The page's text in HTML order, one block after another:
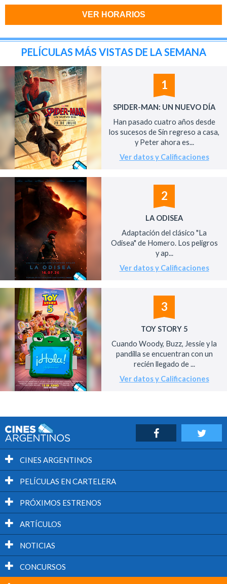
VER HORARIOS
PELÍCULAS MÁS VISTAS DE LA SEMANA
1
SPIDER-MAN: UN NUEVO DÍA
Han pasado cuatro años desde
los sucesos de Sin regreso a casa,
y Peter ahora es...
Ver datos y Calificaciones
2
LA ODISEA
Adaptación del clásico "La
Odisea" de Homero. Los peligros
y ap...
Ver datos y Calificaciones
3
TOY STORY 5
Cuando Woody, Buzz, Jessie y la
pandilla se encuentran con un
recién llegado de ...
Ver datos y Calificaciones
CINES ARGENTINOS
PELÍCULAS EN CARTELERA
PRÓXIMOS ESTRENOS
ARTÍCULOS
NOTICIAS
CONCURSOS